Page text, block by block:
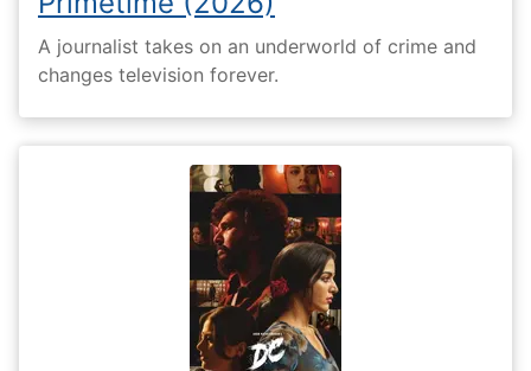
A journalist takes on an underworld of crime and
changes television forever.